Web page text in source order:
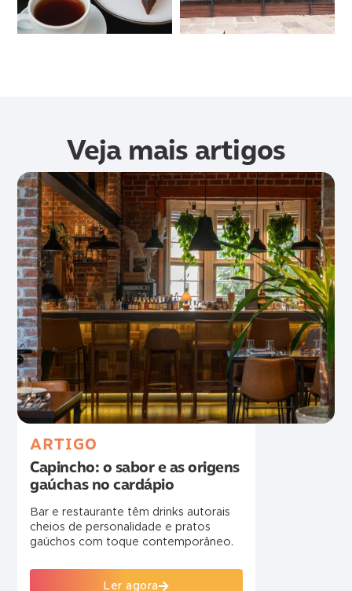
Veja mais artigos
ARTIGO
Capincho: o sabor e as origens
gaúchas no cardápio
Bar e restaurante têm drinks autorais
cheios de personalidade e pratos
gaúchos com toque contemporâneo.
Ler agora